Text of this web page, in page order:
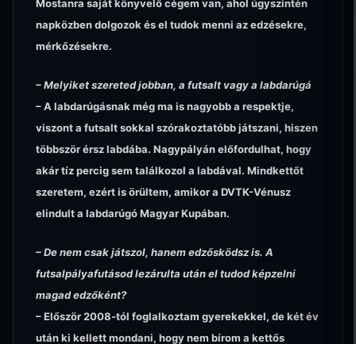
Mostanra saját könyvelő cégem van, ahol úgyszintén
napközben dolgozok és el tudok menni az edzésekre,
mérkőzésekre.
– Melyiket szereted jobban, a futsalt vagy a labdarúgá
– A labdarúgásnak még ma is nagyobb a respektje,
viszont a futsalt sokkal szórakoztatóbb játszani, hiszen
többször érsz labdába. Nagypályán előfordulhat, hogy
akár tíz percig sem találkozol a labdával. Mindkettőt
szeretem, ezért is örültem, amikor a DVTK-Vénusz
elindult a labdarúgó Magyar Kupában.
– De nem csak játszol, hanem edzősködsz is. A
futsalpályafutásod lezárulta után el tudod képzelni
magad edzőként?
– Először 2008-tól foglalkoztam gyerekekkel, de két év
után ki kellett mondani, hogy nem bírom a kettős